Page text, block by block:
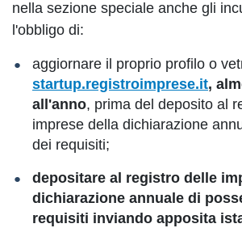
nella sezione speciale anche gli
l'obbligo di:
aggiornare il proprio profilo o
startup.registroimprese.it,
all'anno, prima del deposito al
imprese della dichiarazione
dei requisiti;
depositare al registro delle
dichiarazione annuale di
requisiti inviando apposita